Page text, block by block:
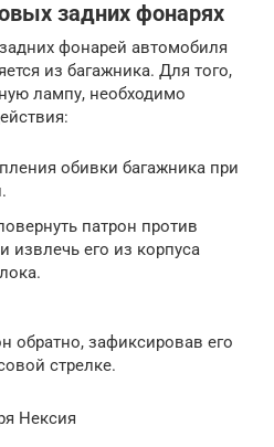
задних фонарях
фонарей автомобиля
из багажника. Для того,
лампу, необходимо
обивки багажника при
патрон против
извлечь его из корпуса
обратно, зафиксировав его
стрелке.
Нексия